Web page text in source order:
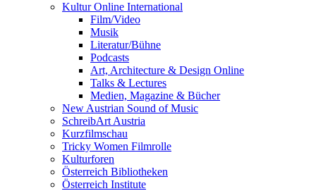
Kultur Online International
Film/Video
Musik
Literatur/Bühne
Podcasts
Art, Architecture & Design Online
Talks & Lectures
Medien, Magazine & Bücher
New Austrian Sound of Music
SchreibArt Austria
Kurzfilmschau
Tricky Women Filmrolle
Kulturforen
Österreich Bibliotheken
Österreich Institute